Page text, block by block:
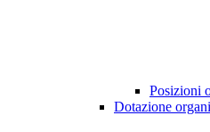
Posizioni
Dotazione